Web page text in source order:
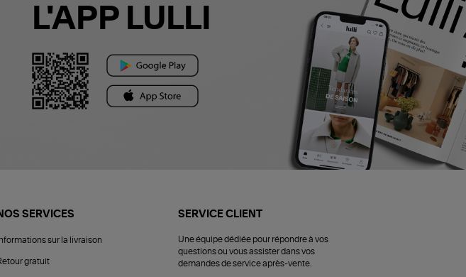
L'APP LULLI
SERVICES
Informations sur la livraison
gratuit
SERVICE CLIENT
Une équipe dédiée pour répondre à vos
questions ou vous assister dans vos
demandes de service après-vente.